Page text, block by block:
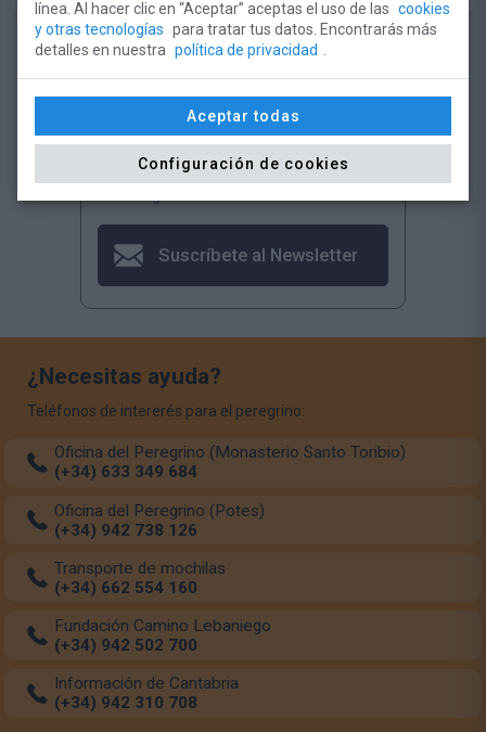
¿Quieres estar informado de toda la
actualidad de la Fundación Camino
Suscríbete al Newsletter
¿Necesitas ayuda?
Teléfonos de intererés para el peregrino:
Oficina del Peregrino (Monasterio Santo Toribio)
(+34) 633 349 684
Oficina del Peregrino (Potes)
(+34) 942 738 126
Transporte de mochilas
(+34) 662 554 160
Fundación Camino Lebaniego
(+34) 942 502 700
Información de Cantabria
(+34) 942 310 708
línea. Al hacer clic en “Aceptar” aceptas el uso de las cookies
y otras tecnologías para tratar tus datos. Encontrarás más
detalles en nuestra política de privacidad
Aceptar todas
Configuración de cookies